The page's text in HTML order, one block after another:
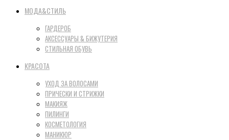
МОДА&СТИЛЬ
ГАРДЕРОБ
АКСЕССУАРЫ & БИЖУТЕРИЯ
СТИЛЬНАЯ ОБУВЬ
КРАСОТА
УХОД ЗА ВОЛОСАМИ
ПРИЧЕСКИ И СТРИЖКИ
МАКИЯЖ
ПИЛИНГИ
КОСМЕТОЛОГИЯ
МАНИКЮР